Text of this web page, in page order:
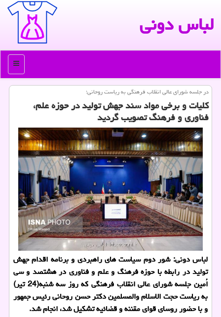
لباس دونی
منو
در جلسه شورای عالی انقلاب فرهنگی به ریاست روحانی؛
كلیات و برخی مواد سند جهش تولید در حوزه علم،
فناوری و فرهنگ تصویب گردید
لباس دونی: شور دوم سیاست های راهبردی و برنامه اقدام جهش
تولید در رابطه با حوزه فرهنگ و علم و فناوری در هشتصد و سی
اُمین جلسه شورای عالی انقلاب فرهنگی كه روز سه شنبه(24 تیر)
به ریاست حجت الاسلام والمسلمین دكتر حسن روحانی رئیس جمهور
و با حضور روسای قوای مقننه و قضائیه تشكیل شد، انجام شد.